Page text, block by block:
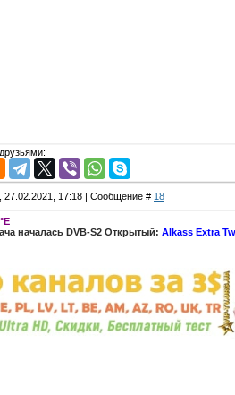
27.02.2021, 17:18 | Сообщение # 18
началась DVB-S2 Открытый: Alkass Extra